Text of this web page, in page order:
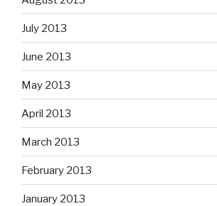
July 2013
June 2013
May 2013
April 2013
March 2013
February 2013
January 2013